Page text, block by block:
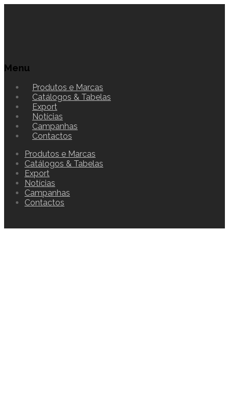
Menu
Produtos e Marcas
Catálogos & Tabelas
Export
Notícias
Campanhas
Contactos
Produtos e Marcas
Catálogos & Tabelas
Export
Notícias
Campanhas
Contactos